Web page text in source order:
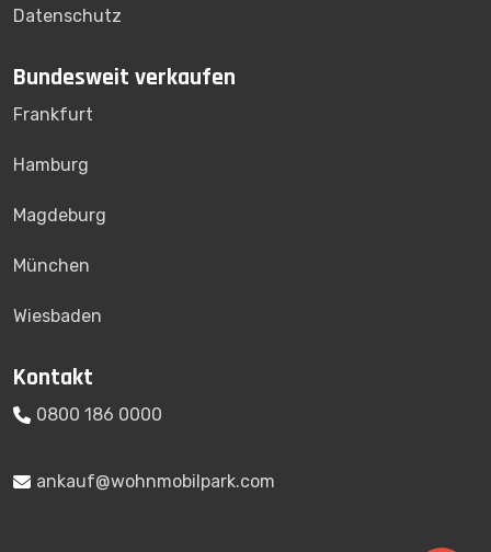
Datenschutz
Bundesweit verkaufen
Frankfurt
Hamburg
Magdeburg
München
Wiesbaden
Kontakt
0800 186 0000
ankauf@wohnmobilpark.com